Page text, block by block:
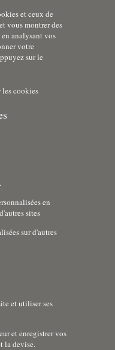
et ceux de
vous montrer des
analysant vos
votre
sur le
les cookies
en
sites
sur d'autres
et utiliser ses
et enregistrer vos
la devise.